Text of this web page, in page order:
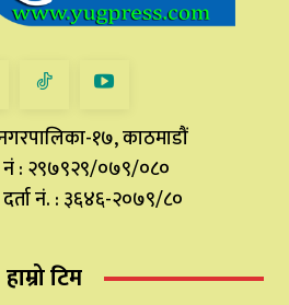
१७, काठमाडौं
नं : २९७९२९/०७९/०८०
नं. : ३६४६-२०७९/८०
हाम्रो टिम